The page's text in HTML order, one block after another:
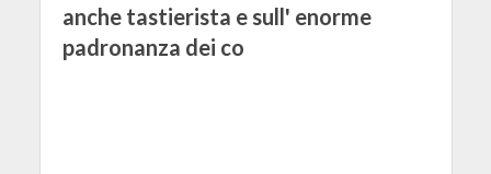
anche tastierista e sull' enorme
padronanza dei co